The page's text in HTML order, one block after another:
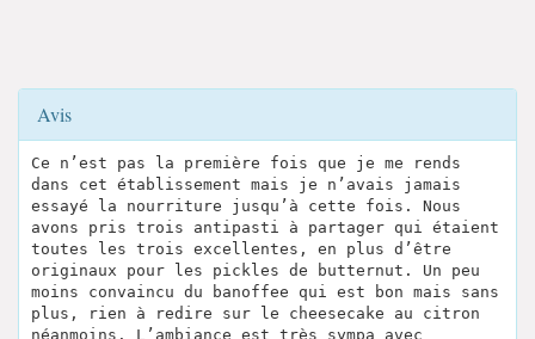
Avis
Ce n’est pas la première fois que je me rends
dans cet établissement mais je n’avais jamais
essayé la nourriture jusqu’à cette fois. Nous
avons pris trois antipasti à partager qui étaient
toutes les trois excellentes, en plus d’être
originaux pour les pickles de butternut. Un peu
moins convaincu du banoffee qui est bon mais sans
plus, rien à redire sur le cheesecake au citron
néanmoins. L’ambiance est très sympa avec